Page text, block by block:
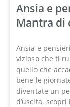
Ansia e
Mantra di
Ansia e
vizioso che ti
quello che
bene le
diventate un
d’uscita,